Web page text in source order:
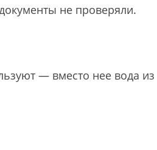
не проверяли.
— вместо нее вода из